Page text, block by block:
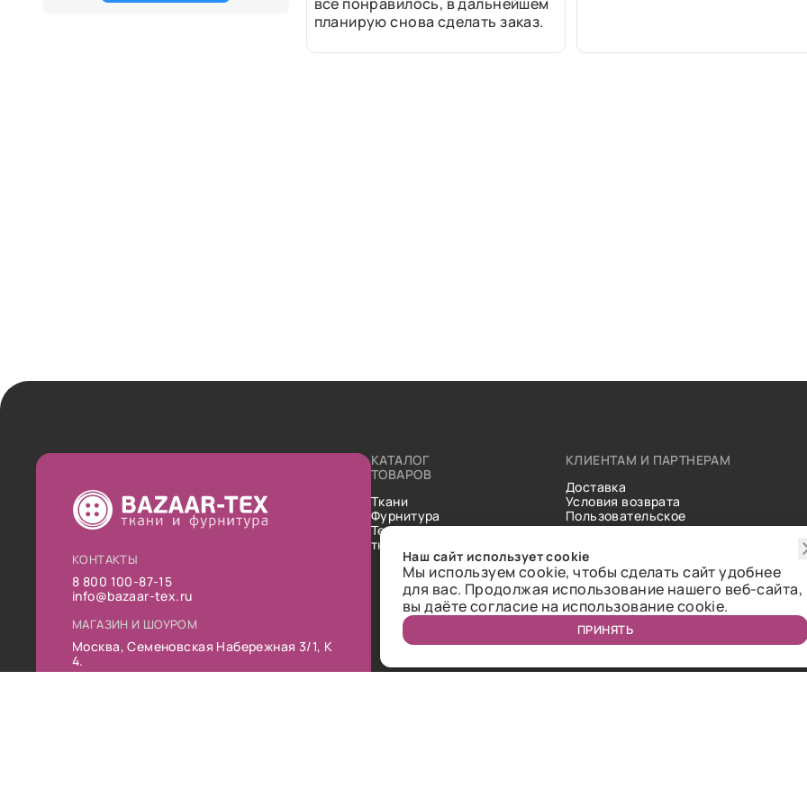
планирую снова сделать заказ.
КОНТАКТЫ
8 800 100-87-15
info@bazaar-tex.ru
МАГАЗИН И ШОУРОМ
Москва, Семеновская Набережная 3/1, К
4.
КАТАЛОГ
ТОВАРОВ
Ткани
Фурнитура
Технические
ткани
КЛИЕНТАМ И ПАРТНЕРАМ
Доставка
Условия возврата
Пользовательское
соглашение
Статьи
Наш сайт использует cookie
Мы используем cookie, чтобы сделать сайт удобнее
для вас. Продолжая использование нашего веб-сайта,
вы даёте согласие на использование cookie.
ПРИНЯТЬ